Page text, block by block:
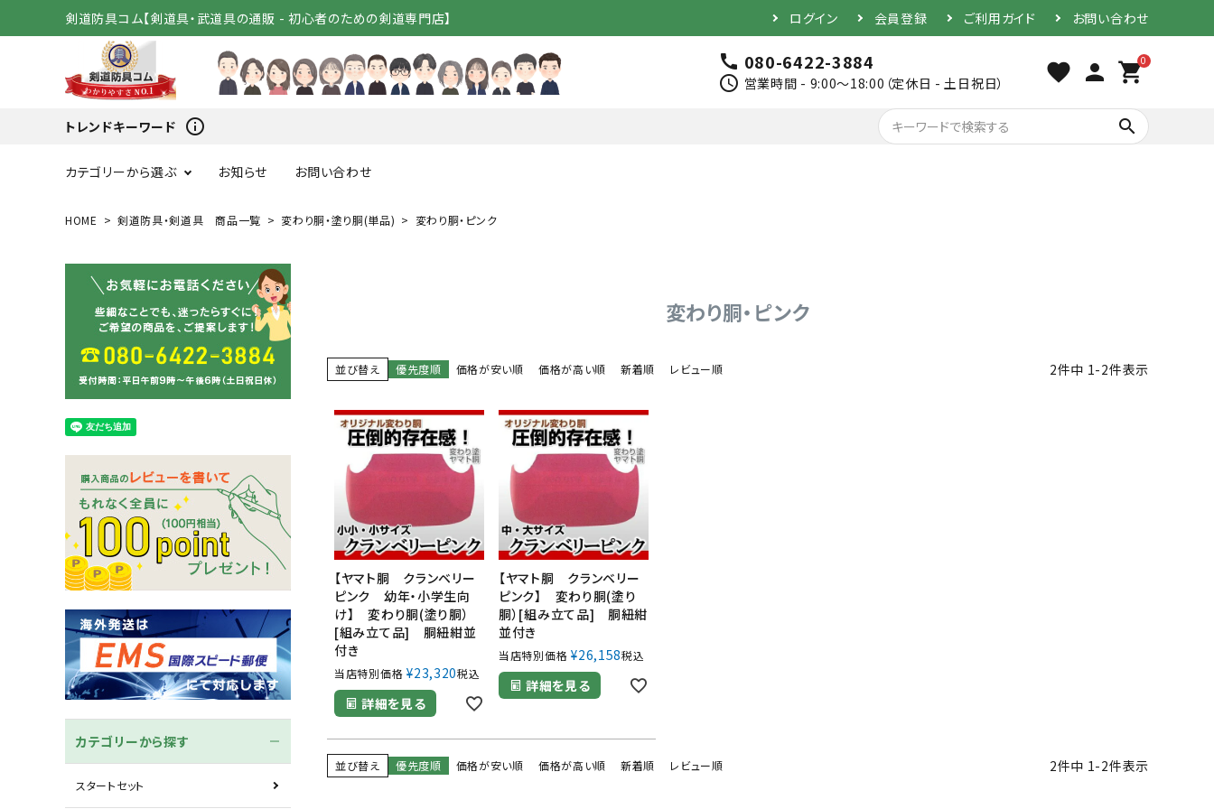
剣道防具コム【剣道具・武道具の通販 - 初心者のための剣道専門店】 ログイン 会員登録 ご利用ガイド お問い合わせ
call 080-6422-3884
schedule 営業時間 - 9:00～18:00（定休日 - 土日祝日） favorite person 0
shopping_cart
トレンドキーワード info_outline search
カテゴリーから選ぶ
変わり胴 垂（単品）
剣道着 袴
竹刀袋 防具袋
ネーム/ゼッケン 手ぬぐい
お知らせ お問い合わせ
HOME 剣道防具・剣道具 商品一覧 変わり胴・塗り胴(単品) 変わり胴・ピンク
カテゴリーから探す
スタートセット
変わり胴・ピンク
並び替え 優先度順 価格が安い順 価格が高い順 新着順 レビュー順 2件中 1-2件表示
【ヤマト胴 クランベリー
ピンク 幼年・小学生向
け】 変わり胴(塗り胴）
[組み立て品] 胴紐紺並
付き
当店特別価格 ¥23,320税込
詳細を見る
【ヤマト胴 クランベリー
ピンク】 変わり胴(塗り
胴）[組み立て品] 胴紐紺
並付き
当店特別価格 ¥26,158税込
詳細を見る
並び替え 優先度順 価格が安い順 価格が高い順 新着順 レビュー順 2件中 1-2件表示